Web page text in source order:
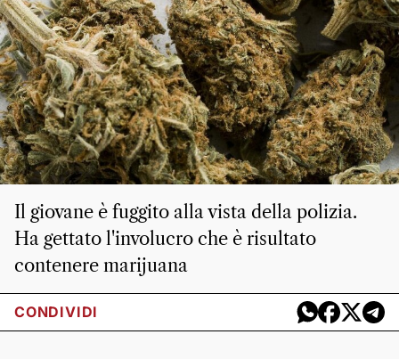
Il giovane è fuggito alla vista della polizia.
Ha gettato l'involucro che è risultato
contenere marijuana
CONDIVIDI